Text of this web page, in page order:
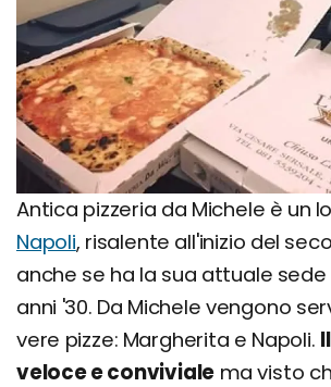
Antica pizzeria da Michele è un
Napoli, risalente all'inizio del
anche se ha la sua attuale sede
anni '30. Da Michele vengono
vere pizze: Margherita e Napoli.
veloce e conviviale ma visto